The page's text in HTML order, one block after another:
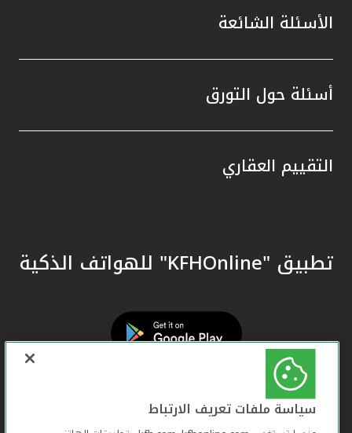
الأسئلة الشائعة
أسئلة حول التورق
التقييم العقاري
تطبيق "KFHOnline" للهواتف الذكية
سياسة ملفات تعريف الارتباط